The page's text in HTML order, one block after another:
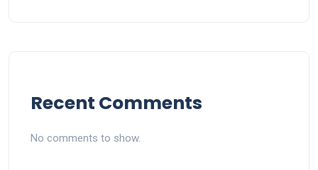
Recent Comments
No comments to show.